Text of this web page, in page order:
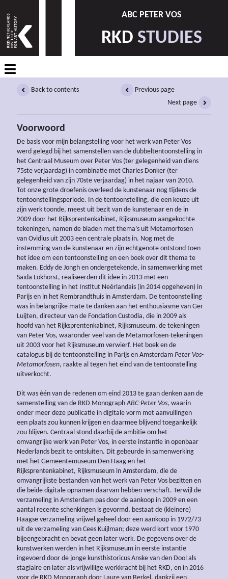
ABC PETER VOS
RKD STUDIES
Back to contents
Previous page
Next page
Voorwoord
De basis voor mijn belangstelling voor het werk van Peter Vos
werd gelegd bij het samenstellen van de dubbeltentoonstelling in
het Centraal Museum over Peter Vos (ter gelegenheid van diens
75ste verjaardag) in combinatie met Charles Donker (ter
gelegenheid van zijn 70ste verjaardag) in het najaar van 2010.
Tot onze grote droefenis overleed de kunstenaar nog tijdens de
tentoonstellingsperiode. In de tentoonstelling, die een keuze uit
zijn werk toonde, meest uit bezit van de kunstenaar en de in
2009 door het Rijksprentenkabinet, Rijksmuseum aangekochte
tekeningen, namen de bladen met thema’s uit Metamorfosen
van Ovidius uit 2003 een centrale plaats in. Nog met de
instemming van de kunstenaar en zijn echtgenote ontstond toen
het idee om een tentoonstelling en een boek over dit thema te
maken. Eddy de Jongh en ondergetekende, in samenwerking met
Saïda Lokhorst, realiseerden dit idee in 2013 met een
tentoonstelling in het Institut Neérlandais (in 2014 opgeheven) in
Parijs en in het Rembrandthuis in Amsterdam. De tentoonstelling
was in belangrijke mate te danken aan het enthousiasme van Ger
Luijten, directeur van de Fondation Custodia, die in 2009 als
hoofd van het Rijksprentenkabinet, Rijksmuseum, de tekeningen
van Peter Vos, waaronder veel van de Metamorfosen-tekeningen
uit 2003 voor het Rijksmuseum verwierf. Het boek en de
catalogus bij de tentoonstelling in Parijs en Amsterdam Peter Vos-
Metamorfosen, raakte al tegen het eind van de tentoonstelling
uitverkocht.
Dit was één van de redenen om eind 2013 te gaan denken aan de
samenstelling van de RKD MonographABC-Peter Vos, waarin
onder meer deze publicatie in digitale vorm met aanvullingen
een plaats zou kunnen krijgen en daarmee blijvend toegankelijk
zou blijven. Centraal stond daarbij de ambitie om het
omvangrijke werk van Peter Vos, in eerste instantie in openbaar
Nederlands bezit te ontsluiten. Dit gebeurde in samenwerking
met het Gemeentemuseum Den Haag en het
Rijksprentenkabinet, Rijksmuseum in Amsterdam, die de
omvangrijkste bestanden van het werk van Peter Vos bezitten en
die beide digitale opnamen daarvan hebben verschaft. Terwijl de
verzameling in Amsterdam pas door de aankoop in 2009 en een
aantal recente schenkingen is gevormd, bestaat de (kleinere)
Haagse verzameling vrijwel geheel door een aankoop in 1972/73
uit de verzameling van Cees Kuijlman; deze werd kort voor 1970
bijeengebracht en bevat geen later werk. De gegevens over de
kunstwerken werden in het Rijksmuseum in eerste instantie
ingevoerd door de jonge kunsthistoricus Anske van den Dool als
stagiaire en later als vrijwillige werkkracht bij het RKD, en in 2016